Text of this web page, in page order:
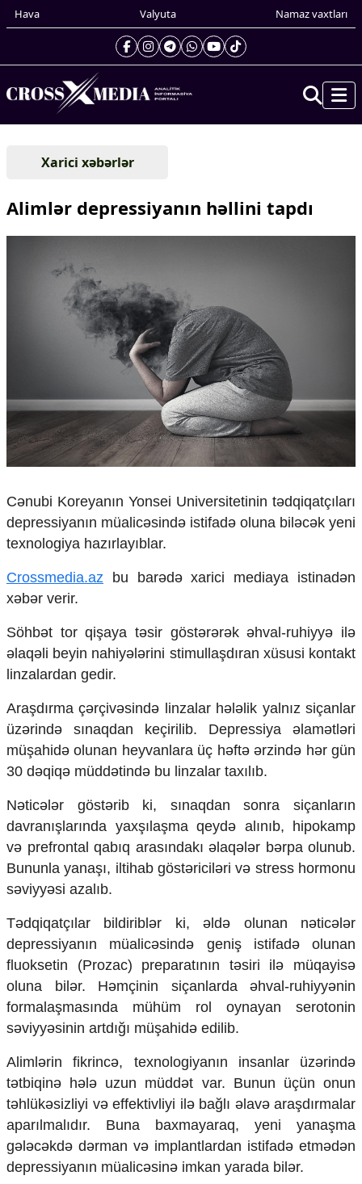
Hava Valyuta Namaz vaxtları
Gündəm
Xarici xəbərlər
Cənubi Qafqaz
Yaxın Şərq
Avropa
Amerika
Geosiyasi
İqtisadi
Sosioloji
Araşdırma
Multimedia
Foto
İnfoqrafika
Podcast
Humanitar
Elm və təhsil
Mədəniyyət
Diaspor
Yüksəliş hekayəsi
Mədəniyyətimizin Zəfəri
Zəfər Diasporu
Səhiyyə
Turizm
İqtisadiyyat
İqtisadi xəbərlər
Energetika
Neft-qaz
Əmək və sosial siyasət
Kənd təsərrüfatı
Hərbi sənaye
Telekommunikasiya və nəqliyyat
COP29
Cəmiyyət
Siyasət
Məhkəmə və hüquq
Ekologiya
Zəfər - 5
Gənclər və İdman
Media və QHT
Hadisə
Xarici xəbərlər
Alimlər depressiyanın həllini tapdı
Cənubi Koreyanın Yonsei Universitetinin tədqiqatçıları
depressiyanın müalicəsində istifadə oluna biləcək yeni
texnologiya hazırlayıblar.
Crossmedia.az bu barədə xarici mediaya istinadən
xəbər verir.
Söhbət tor qişaya təsir göstərərək əhval-ruhiyyə ilə
əlaqəli beyin nahiyələrini stimullaşdıran xüsusi kontakt
linzalardan gedir.
Araşdırma çərçivəsində linzalar hələlik yalnız siçanlar
üzərində sınaqdan keçirilib. Depressiya əlamətləri
müşahidə olunan heyvanlara üç həftə ərzində hər gün
30 dəqiqə müddətində bu linzalar taxılıb.
Nəticələr göstərib ki, sınaqdan sonra siçanların
davranışlarında yaxşılaşma qeydə alınıb, hipokamp
və prefrontal qabıq arasındakı əlaqələr bərpa olunub.
Bununla yanaşı, iltihab göstəriciləri və stress hormonu
səviyyəsi azalıb.
Tədqiqatçılar bildiriblər ki, əldə olunan nəticələr
depressiyanın müalicəsində geniş istifadə olunan
fluoksetin (Prozac) preparatının təsiri ilə müqayisə
oluna bilər. Həmçinin siçanlarda əhval-ruhiyyənin
formalaşmasında mühüm rol oynayan serotonin
səviyyəsinin artdığı müşahidə edilib.
Alimlərin fikrincə, texnologiyanın insanlar üzərində
tətbiqinə hələ uzun müddət var. Bunun üçün onun
təhlükəsizliyi və effektivliyi ilə bağlı əlavə araşdırmalar
aparılmalıdır. Buna baxmayaraq, yeni yanaşma
gələcəkdə dərman və implantlardan istifadə etmədən
depressiyanın müalicəsinə imkan yarada bilər.